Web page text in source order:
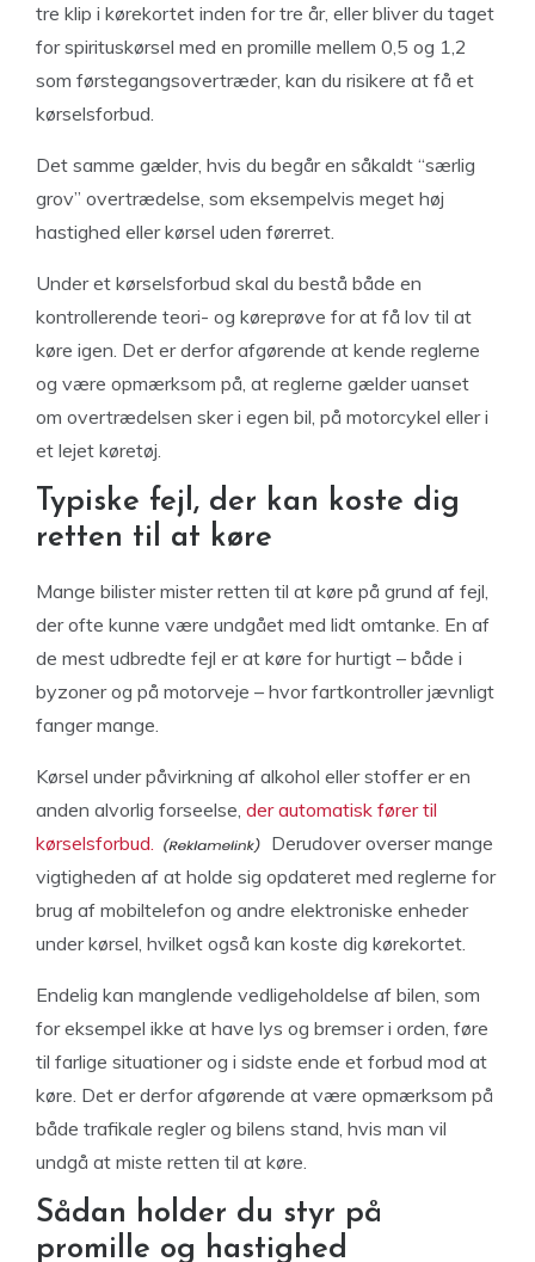
tre klip i kørekortet inden for tre år, eller bliver du taget
for spirituskørsel med en promille mellem 0,5 og 1,2
som førstegangsovertræder, kan du risikere at få et
kørselsforbud.
Det samme gælder, hvis du begår en såkaldt “særlig
grov” overtrædelse, som eksempelvis meget høj
hastighed eller kørsel uden førerret.
Under et kørselsforbud skal du bestå både en
kontrollerende teori- og køreprøve for at få lov til at
køre igen. Det er derfor afgørende at kende reglerne
og være opmærksom på, at reglerne gælder uanset
om overtrædelsen sker i egen bil, på motorcykel eller i
et lejet køretøj.
Typiske fejl, der kan koste dig
retten til at køre
Mange bilister mister retten til at køre på grund af fejl,
der ofte kunne være undgået med lidt omtanke. En af
de mest udbredte fejl er at køre for hurtigt – både i
byzoner og på motorveje – hvor fartkontroller jævnligt
fanger mange.
Kørsel under påvirkning af alkohol eller stoffer er en
anden alvorlig forseelse, der automatisk fører til
kørselsforbud.
Derudover overser mange
vigtigheden af at holde sig opdateret med reglerne for
brug af mobiltelefon og andre elektroniske enheder
under kørsel, hvilket også kan koste dig kørekortet.
Endelig kan manglende vedligeholdelse af bilen, som
for eksempel ikke at have lys og bremser i orden, føre
til farlige situationer og i sidste ende et forbud mod at
køre. Det er derfor afgørende at være opmærksom på
både trafikale regler og bilens stand, hvis man vil
undgå at miste retten til at køre.
Sådan holder du styr på
promille og hastighed